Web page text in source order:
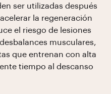
ser utilizadas después
la regeneración
el riesgo de lesiones
musculares,
que entrenan con alta
tiempo al descanso